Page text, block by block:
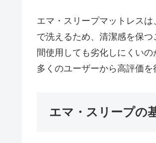
エマ・スリープマットレス
で洗えるため、清潔感を保
間使用しても劣化しにくい
多くのユーザーから高評価を
エマ・スリープの